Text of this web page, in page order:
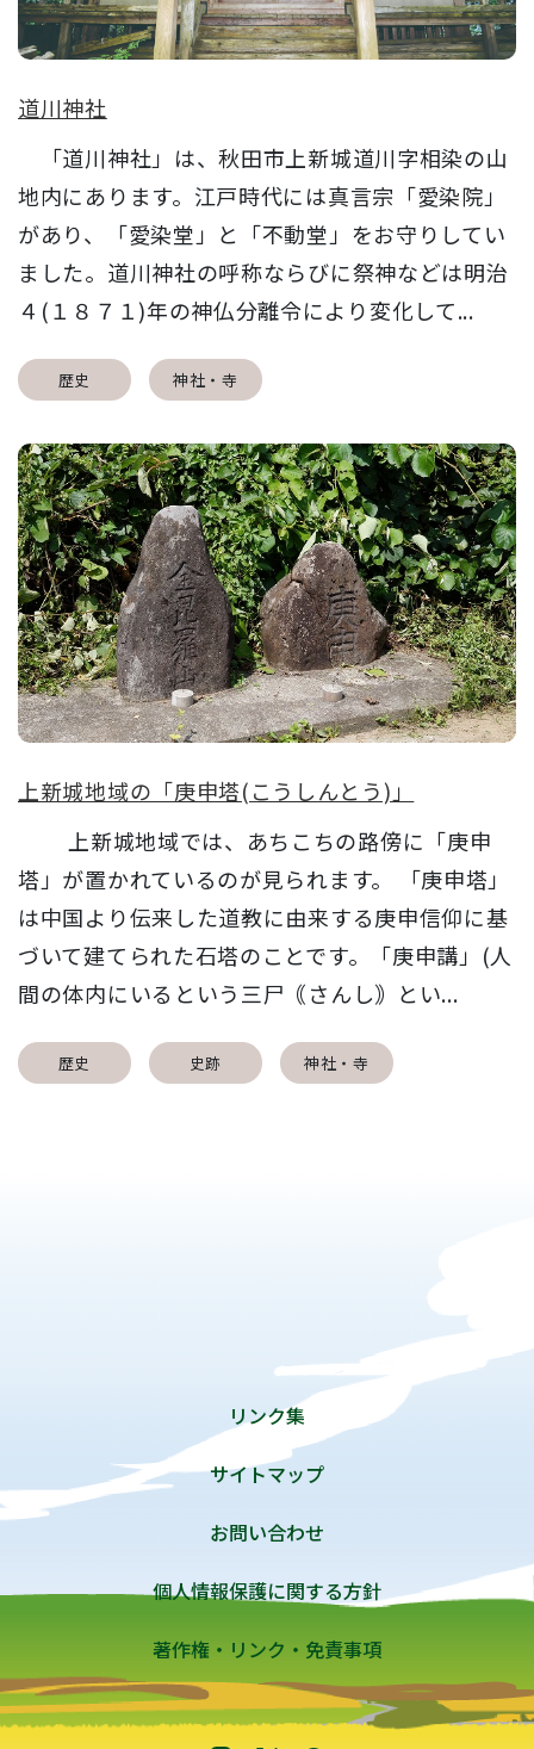
道川神社
「道川神社」は、秋田市上新城道川字相染の山
地内にあります。江戸時代には真言宗「愛染院」
があり、「愛染堂」と「不動堂」をお守りしてい
ました。道川神社の呼称ならびに祭神などは明治
４(１８７１)年の神仏分離令により変化して...
歴史 神社・寺
上新城地域の「庚申塔(こうしんとう)」
上新城地域では、あちこちの路傍に「庚申
塔」が置かれているのが見られます。 「庚申塔」
は中国より伝来した道教に由来する庚申信仰に基
づいて建てられた石塔のことです。「庚申講」(人
間の体内にいるという三尸｟さんし｠とい...
歴史 史跡 神社・寺
リンク集
サイトマップ
お問い合わせ
個人情報保護に関する方針
著作権・リンク・免責事項